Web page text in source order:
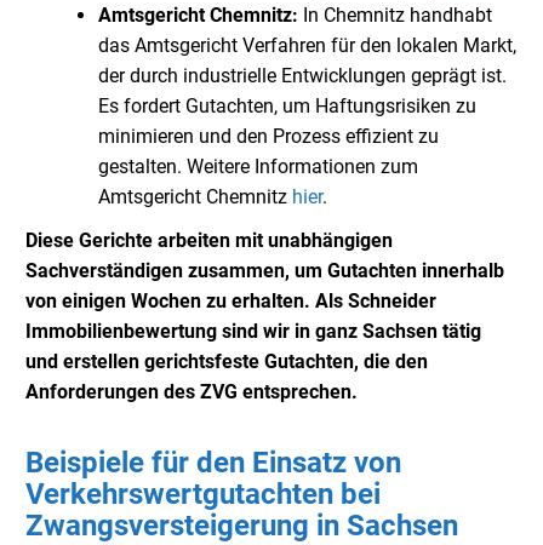
Amtsgericht Chemnitz: In Chemnitz handhabt
das Amtsgericht Verfahren für den lokalen Markt,
der durch industrielle Entwicklungen geprägt ist.
Es fordert Gutachten, um Haftungsrisiken zu
minimieren und den Prozess effizient zu
gestalten. Weitere Informationen zum
Amtsgericht Chemnitz hier.
Diese Gerichte arbeiten mit unabhängigen
Sachverständigen zusammen, um Gutachten innerhalb
von einigen Wochen zu erhalten. Als Schneider
Immobilienbewertung sind wir in ganz Sachsen tätig
und erstellen gerichtsfeste Gutachten, die den
Anforderungen des ZVG entsprechen.
Beispiele für den Einsatz von
Verkehrswertgutachten bei
Zwangsversteigerung in Sachsen